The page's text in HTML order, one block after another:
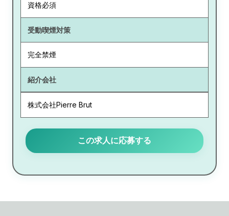
資格必須
受動喫煙対策
完全禁煙
紹介会社
株式会社Pierre Brut
この求人に応募する